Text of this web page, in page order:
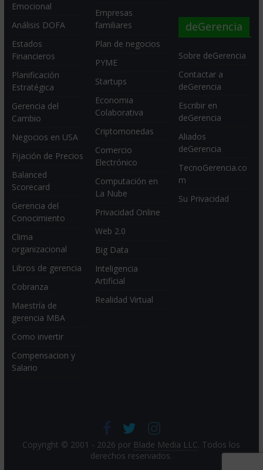
Emocional
Análisis DOFA
Estados
Financieros
Planificación
Estratégica
Gerencia del
Cambio
Negocios en USA
Fijación de Precios
Balanced
Scorecard
Gerencia del
Conocimiento
Clima
organizacional
Libros de gerencia
Cobranza
Maestría de
gerencia MBA
Como invertir
Compensacion y
Salario
Empresas
familiares
Plan de negocios
PYME
Startups
Economia
Colaborativa
Criptomonedas
Comercio
Electrónico
Computación en
La Nube
Privacidad Online
Web 2.0
Big Data
Inteligencia
Artificial
Realidad Virtual
deGerencia
Sobre deGerencia
Contactar a
deGerencia
Escribir en
deGerencia
Aliados
deGerencia
TecnoGerencia.co
m
Su Privacidad
Copyright © 2001 - 2026 por Blade Media LLC. Todos los
derechos reservados.